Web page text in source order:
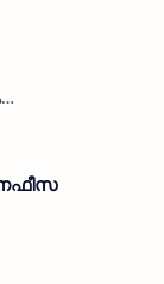
നഫീസ